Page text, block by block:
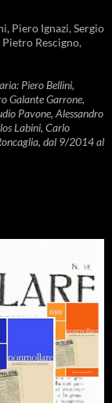
Piero Ignazi, Sergio
Rescigno,
Piero Bellini,
Galante Garrone,
Pavone, Alessandro
Labini, Carlo
dal 9/2014 al